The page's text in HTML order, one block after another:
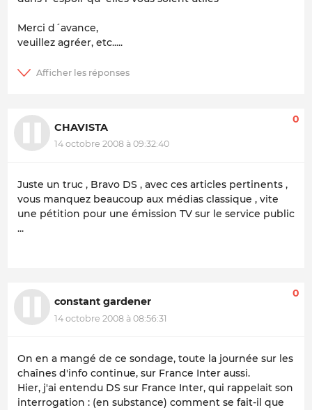
Merci d´avance,
veuillez agréer, etc.....
CHAVISTA
14 octobre 2008 à 09:32:40
0
Juste un truc , Bravo DS , avec ces articles pertinents ,
vous manquez beaucoup aux médias classique , vite
une pétition pour une émission TV sur le service public
...
constant gardener
14 octobre 2008 à 08:56:31
0
On en a mangé de ce sondage, toute la journée sur les
chaînes d'info continue, sur France Inter aussi.
Hier, j'ai entendu DS sur France Inter, qui rappelait son
interrogation : (en substance) comment se fait-il que